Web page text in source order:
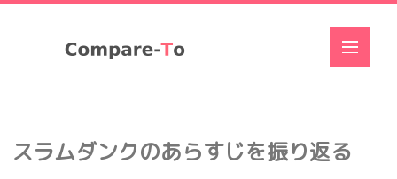
スラムダンクのあらすじを振り返る